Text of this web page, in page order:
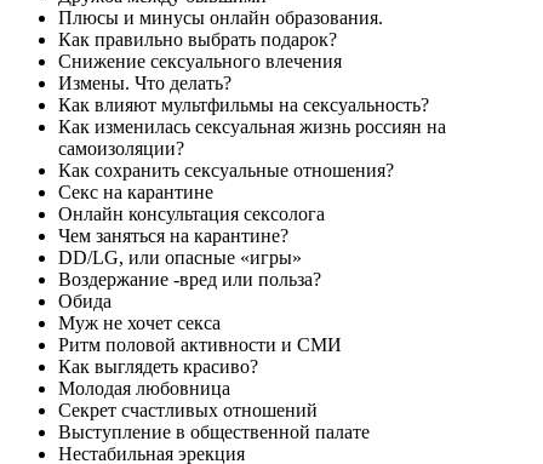
Плюсы и минусы онлайн образования.
Как правильно выбрать подарок?
Снижение сексуального влечения
Измены. Что делать?
Как влияют мультфильмы на сексуальность?
Как изменилась сексуальная жизнь россиян на
самоизоляции?
Как сохранить сексуальные отношения?
Секс на карантине
Онлайн консультация сексолога
Чем заняться на карантине?
DD/LG, или опасные «игры»
Воздержание -вред или польза?
Обида
Муж не хочет секса
Ритм половой активности и СМИ
Как выглядеть красиво?
Молодая любовница
Секрет счастливых отношений
Выступление в общественной палате
Нестабильная эрекция